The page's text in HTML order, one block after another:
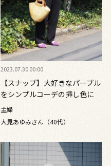
2023.07.30 00:00
【スナップ】大好きなパープル
をシンプルコーデの挿し色に
主婦
大見あゆみさん（40代）